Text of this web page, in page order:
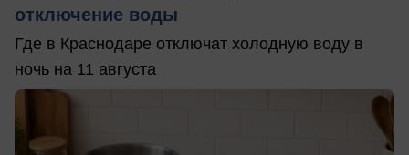
отключение воды
Где в Краснодаре отключат холодную воду в
ночь на 11 августа